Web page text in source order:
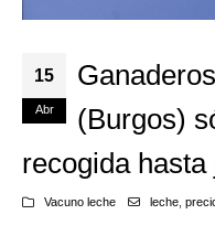
15
Abr
(Burgos)
recogida hasta
Vacuno leche leche,